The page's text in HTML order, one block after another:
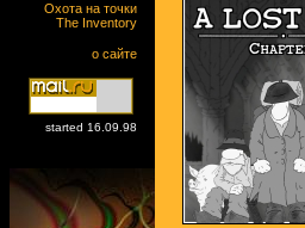
Охота на точки
The Inventory
о сайте
started 16.09.98